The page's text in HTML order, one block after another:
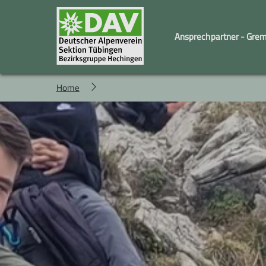
Ansprechpartner -
Geschäftstelle und Vorstand
Familiengruppe Wandergruppe
Kindergruppe
Home